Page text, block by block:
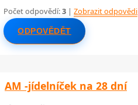
Počet odpovědí:3 |Zobrazit odpovědi
ODPOVĚDĚT
AM -jídelníček na 28 dní